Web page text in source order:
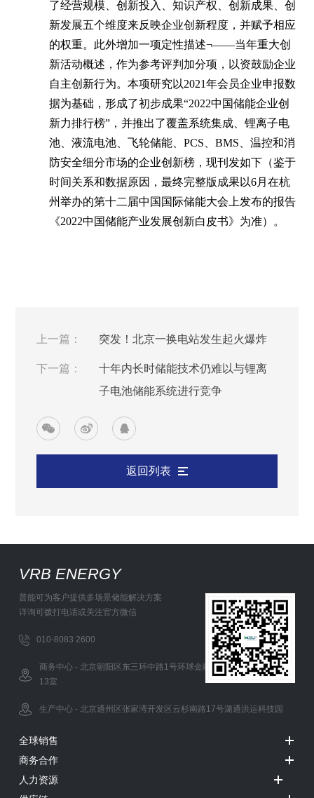
了经营规模、创新投入、知识产权、创新成果、创
新发展五个维度来反映企业创新程度，并赋予相应
的权重。此外增加一项定性描述¬——当年重大创
新活动概述，作为参考评判加分项，以资鼓励企业
自主创新行为。本项研究以2021年会员企业申报数
据为基础，形成了初步成果“2022中国储能企业创
新力排行榜”，并推出了覆盖系统集成、锂离子电
池、液流电池、飞轮储能、PCS、BMS、温控和消
防安全细分市场的企业创新榜，现刊发如下（鉴于
时间关系和数据原因，最终完整版成果以6月在杭
州举办的第十二届中国国际储能大会上发布的报告
《2022中国储能产业发展创新白皮书》为准）。
上一篇： 突发！北京一换电站发生起火爆炸
下一篇：
十年内长时储能技术仍难以与锂离
子电池储能系统进行竞争
返回列表
VRB ENERGY
普能可为客户提供多场景储能解决方案
详询可拨打电话或关注官方微信
010-8083 2600
商务中心 - 北京朝阳区东三环中路1号环球金融中心办公西塔5层12-
13室
生产中心 - 北京通州区张家湾开发区云杉南路17号潞通洪运科技园
全球销售
商务合作
人力资源